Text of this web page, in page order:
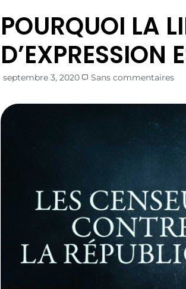
POURQUOI LA
D’EXPRESSION
septembre 3, 2020 Sans commentaires